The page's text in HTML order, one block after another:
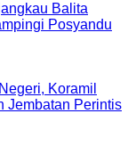
Balita
Posyandu
Koramil
Jembatan Perintis